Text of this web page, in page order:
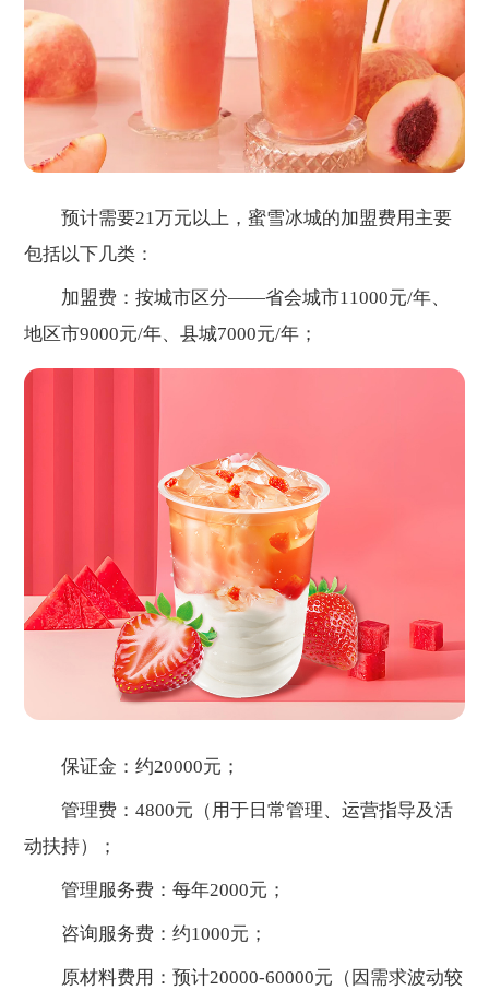
预计需要21万元以上，蜜雪冰城的加盟费用主要
包括以下几类：
加盟费：按城市区分——省会城市11000元/年、
地区市9000元/年、县城7000元/年；
保证金：约20000元；
管理费：4800元（用于日常管理、运营指导及活
动扶持）；
管理服务费：每年2000元；
咨询服务费：约1000元；
原材料费用：预计20000-60000元（因需求波动较